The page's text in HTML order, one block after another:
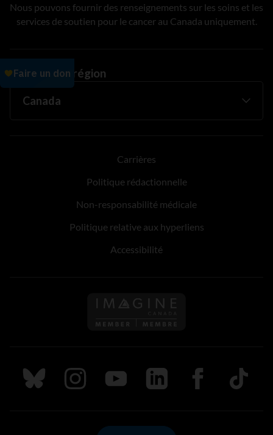
Nous pouvons fournir des renseignements sur les soins et les
services de soutien pour le cancer au Canada uniquement.
Changer de région
Carrières
Politique rédactionnelle
Non-responsabilité médicale
Politique relative aux hyperliens
Accessibilité
Suivez nous sur Bluesky
Suivez nous sur Instagram
Suivez nous sur Youtube
Suivez nous sur LinkedIn
Suivez nous sur
TikTok